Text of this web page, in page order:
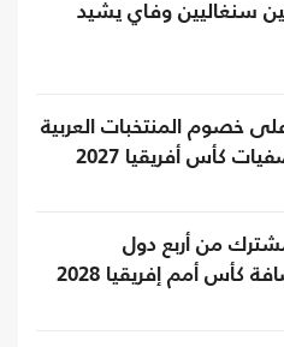
سنغاليين وفاي يشيد
خصوم المنتخبات العربية
كأس أفريقيا 2027
من أربع دول
كأس أمم إفريقيا 2028